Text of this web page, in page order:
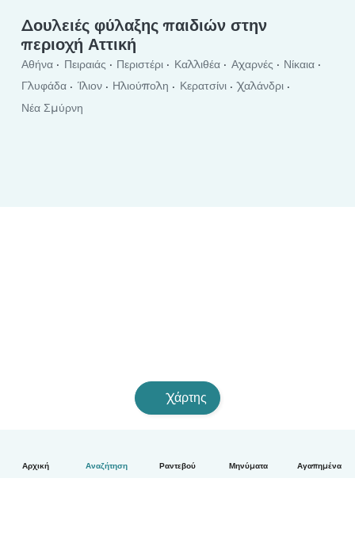
Αρχική Αναζήτηση Ραντεβού Μηνύματα Αγαπημένα
Δουλειές φύλαξης παιδιών στην
περιοχή Αττική
Αθήνα Πειραιάς Περιστέρι Καλλιθέα Αχαρνές
Νίκαια
Γλυφάδα
Ίλιον Ηλιούπολη Κερατσίνι
Χαλάνδρι
Νέα Σμύρνη
Χάρτης